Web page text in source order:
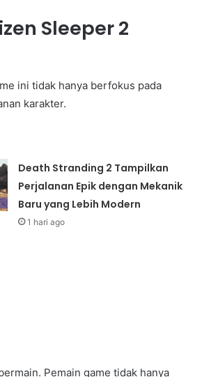
Sleeper 2
ini tidak hanya berfokus pada
karakter.
Death Stranding 2 Tampilkan
Perjalanan Epik dengan Mekanik
Baru yang Lebih Modern
1 hari ago
Pemain game tidak hanya